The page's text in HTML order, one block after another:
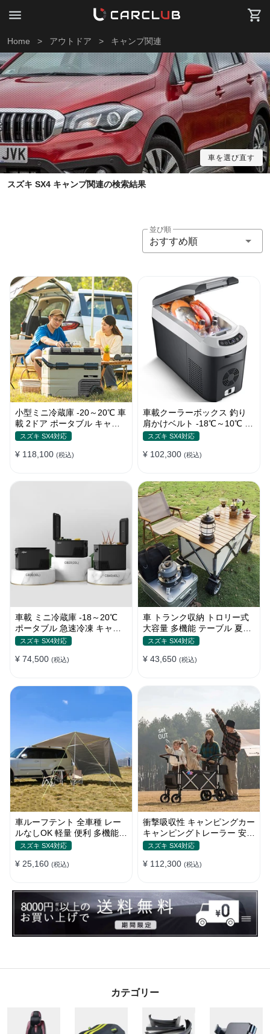
Home > アウトドア > キャンプ関連
車を選び直す
スズキ SX4 キャンプ関連の検索結果
並び順
おすすめ順
小型ミニ冷蔵庫 -20～20℃ 車
載 2ドア ポータブル キャン
プ アウトドア 車中泊 静音
スズキ SX4対応
¥ 118,100 (税込)
車載クーラーボックス 釣り
肩かけベルト -18℃～10℃ 冷
凍冷蔵庫 車中泊 キャンプ 家
スズキ SX4対応
¥ 102,300 (税込)
車載 ミニ冷蔵庫 -18～20℃
ポータブル 急速冷凍 キャン
プ アウトドア 車中泊 静音
スズキ SX4対応
¥ 74,500 (税込)
車 トランク収納 トロリー式
大容量 多機能 テーブル 夏ド
ライブ キャンプ ピクニック
スズキ SX4対応
¥ 43,650 (税込)
車ルーフテント 全車種 レー
ルなしOK 軽量 便利 多機能
日除け 防水 頑丈 夏ドライブ
スズキ SX4対応
¥ 25,160 (税込)
衝撃吸収性 キャンピングカー
キャンピングトレーラー 安全
性 簡単収納 大容量 ベビーカ
スズキ SX4対応
¥ 112,300 (税込)
カテゴリー